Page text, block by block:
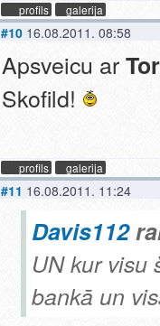
profils galerija
#10 16.08.2011. 08:58
Apsveicu ar
Skofild!
profils galerija
#11 16.08.2011. 11:24
Davis112
UN kur visu
bankā un